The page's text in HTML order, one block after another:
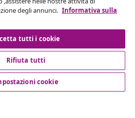
degli annunci. Informativa sulla
tutti i cookie
Rifiuta tutti
cookie